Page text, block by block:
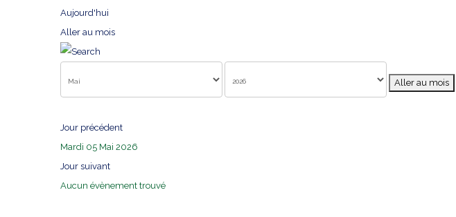
Aujourd'hui
Aller au mois
Aller au mois
Jour précédent
Mardi 05 Mai 2026
Jour suivant
Aucun évènement trouvé